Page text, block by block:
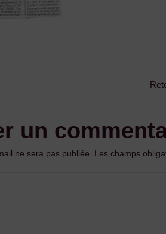
un
ne sera pas publiée. Les champs